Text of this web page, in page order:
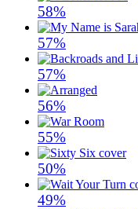
58%
57%
57%
56%
55%
50%
49%